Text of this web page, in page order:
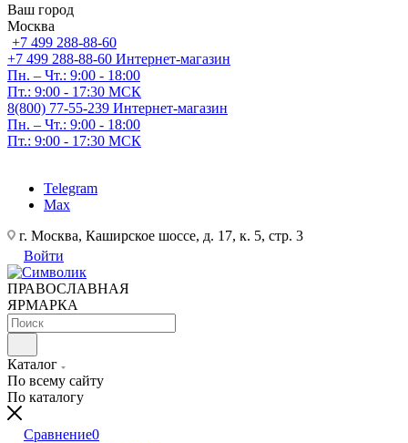
Ваш город
Москва
+7 499 288-88-60
+7 499 288-88-60 Интернет-магазин
Пн. – Чт.: 9:00 - 18:00
Пт.: 9:00 - 17:30 МСК
8(800) 77-55-239 Интернет-магазин
Пн. – Чт.: 9:00 - 18:00
Пт.: 9:00 - 17:30 МСК
Telegram
Max
г. Москва, Каширское шоссе, д. 17, к. 5, стр. 3
Войти
ПРАВОСЛАВНАЯ
ЯРМАРКА
Каталог
По всему сайту
По каталогу
Сравнение0